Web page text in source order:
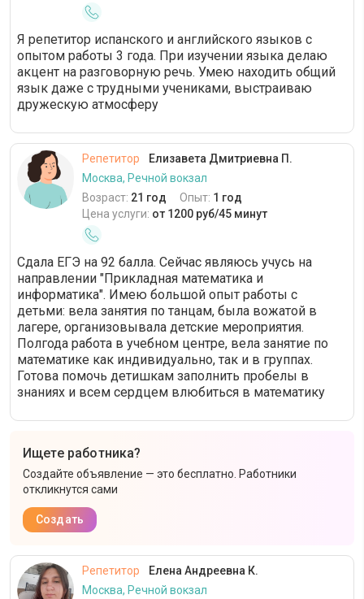
Я репетитор испанского и английского языков с
опытом работы 3 года. При изучении языка делаю
акцент на разговорную речь. Умею находить общий
язык даже с трудными учениками, выстраиваю
дружескую атмосферу
Репетитор
Елизавета Дмитриевна П.
Москва, Речной вокзал
Возраст: 21 год Опыт: 1 год
Цена услуги: от 1200 руб/45 минут
Сдала ЕГЭ на 92 балла. Сейчас являюсь учусь на
направлении "Прикладная математика и
информатика". Имею большой опыт работы с
детьми: вела занятия по танцам, была вожатой в
лагере, организовывала детские мероприятия.
Полгода работа в учебном центре, вела занятие по
математике как индивидуально, так и в группах.
Готова помочь детишкам заполнить пробелы в
знаниях и всем сердцем влюбиться в математику
Ищете работника?
Создайте объявление — это бесплатно. Работники
откликнутся сами
Создать
Репетитор
Елена Андреевна К.
Москва, Речной вокзал